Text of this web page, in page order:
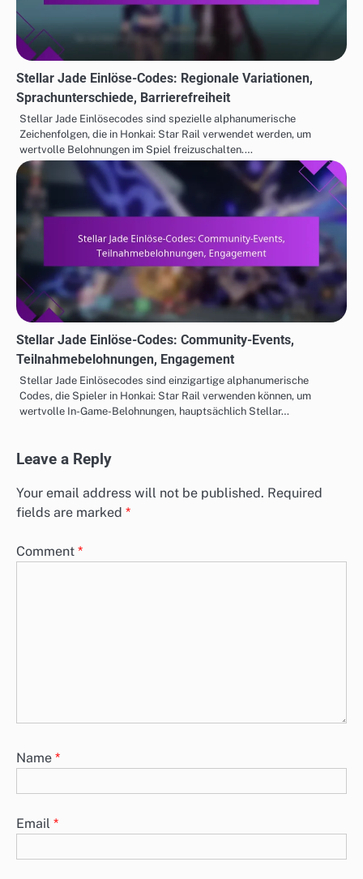
Stellar Jade Einlöse-Codes: Regionale Variationen,
Sprachunterschiede, Barrierefreiheit
Stellar Jade Einlösecodes sind spezielle alphanumerische
Zeichenfolgen, die in Honkai: Star Rail verwendet werden, um
wertvolle Belohnungen im Spiel freizuschalten.…
Stellar Jade Einlöse-Codes: Community-Events,
Teilnahmebelohnungen, Engagement
Stellar Jade Einlösecodes sind einzigartige alphanumerische
Codes, die Spieler in Honkai: Star Rail verwenden können, um
wertvolle In-Game-Belohnungen, hauptsächlich Stellar…
Leave a Reply
Your email address will not be published. Required
fields are marked *
Comment *
Name *
Email *